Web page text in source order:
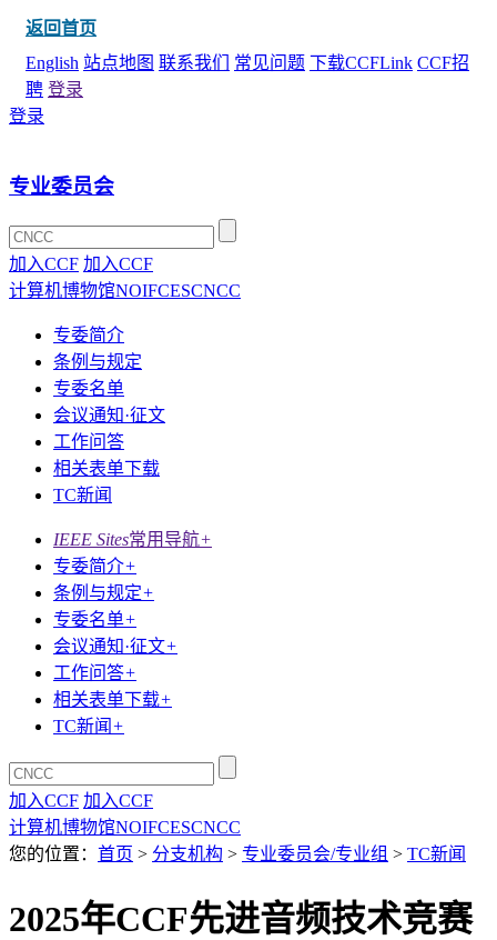
返回首页
English 站点地图 联系我们 常见问题 下载CCFLink CCF招
聘 登录
登录
专业委员会
加入CCF 加入CCF
计算机博物馆NOIFCESCNCC
专委简介
条例与规定
专委名单
会议通知·征文
工作问答
相关表单下载
TC新闻
IEEE Sites常用导航+
专委简介+
条例与规定+
专委名单+
会议通知·征文+
工作问答+
相关表单下载+
TC新闻 +
加入CCF 加入CCF
计算机博物馆NOIFCESCNCC
您的位置： 首页 > 分支机构 > 专业委员会/专业组 > TC新闻
2025年CCF先进音频技术竞赛